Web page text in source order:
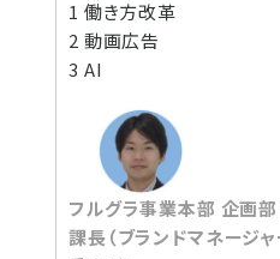
1 働き方改革
2 動画広告
3 AI
フルグラ事業本部 企画
課長（ブランドマネージャ